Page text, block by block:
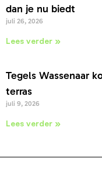
dan je nu biedt
juli 26, 2026
Lees verder »
Tegels Wassenaar
terras
juli 9, 2026
Lees verder »